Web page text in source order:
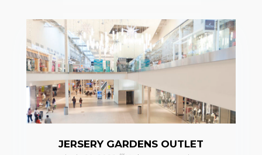
JERSERY GARDENS OUTLET